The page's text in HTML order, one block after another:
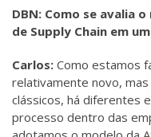
DBN: Como se avalia
de Supply Chain em
Carlos: Como estamos
relativamente novo,
clássicos, há diferentes
processo dentro das